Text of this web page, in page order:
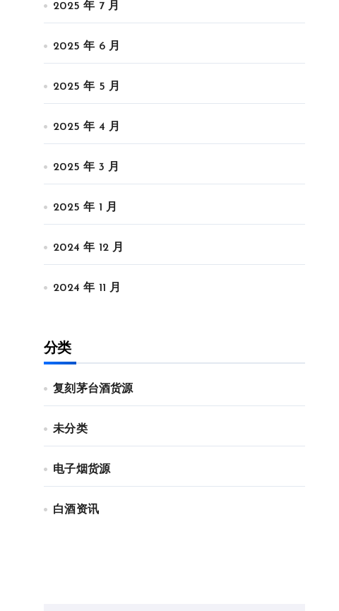
2025 年 7 月
2025 年 6 月
2025 年 5 月
2025 年 4 月
2025 年 3 月
2025 年 1 月
2024 年 12 月
2024 年 11 月
分类
复刻茅台酒货源
未分类
电子烟货源
白酒资讯